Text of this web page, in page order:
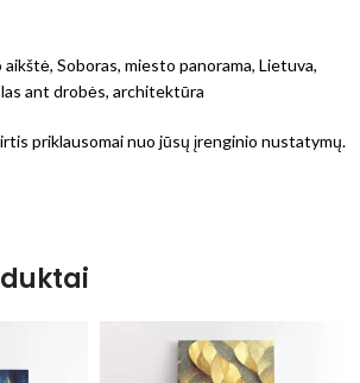
Soboras, miesto panorama, Lietuva,
ant drobės, architektūra
priklausomai nuo jūsų įrenginio nustatymų.